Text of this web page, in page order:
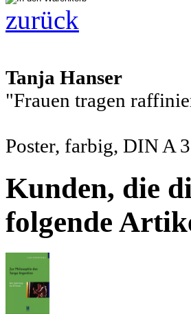
zurück
Tanja Hanser
"Frauen tragen
Poster, farbig, DIN A
Kunden, die
folgende